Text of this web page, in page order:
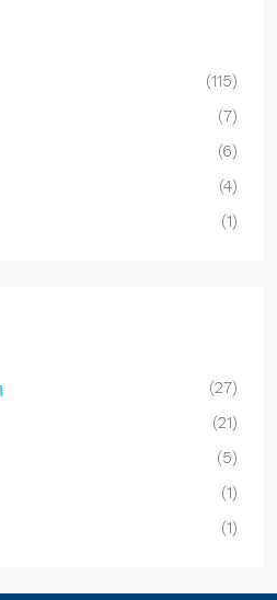
(115)
(7)
(6)
(4)
(1)
(27)
(21)
(5)
(1)
(1)